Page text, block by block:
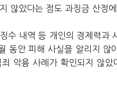
않았다는 점도 과징금 산정
수 내역 등 개인의 경제력과
동안 피해 사실을 알리지 않
악용 사례가 확인되지 않